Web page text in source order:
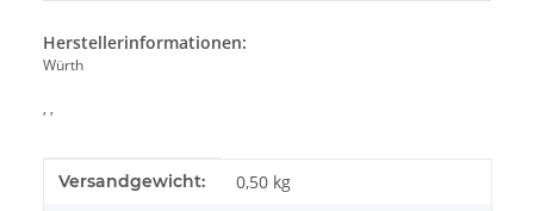
Herstellerinformationen:
Würth
, ,
Produkteigenschaft
Wert
Versandgewicht: 0,50 kg